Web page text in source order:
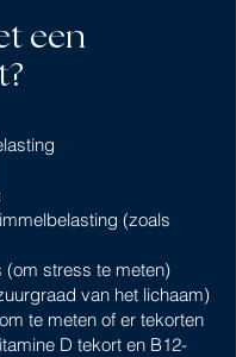
een
(zoals
(om stress te meten)
van het lichaam)
te meten of er tekorten
D tekort en B12-